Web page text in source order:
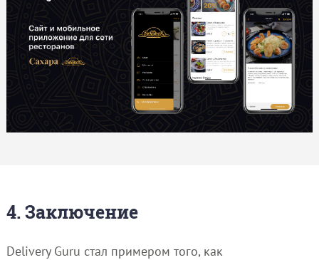
4. Заключение
Delivery Guru стал примером того, как